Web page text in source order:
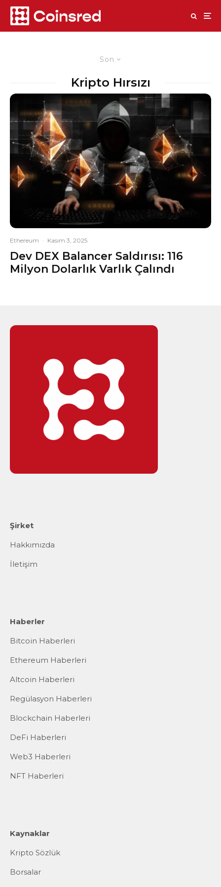
Son
Kripto Hırsızı
Ethereum · Kasım 3, 2025
Dev DEX Balancer Saldırısı: 116
Milyon Dolarlık Varlık Çalındı
Şirket
Hakkımızda
İletişim
Haberler
Bitcoin Haberleri
Ethereum Haberleri
Altcoin Haberleri
Regülasyon Haberleri
Blockchain Haberleri
DeFi Haberleri
Web3 Haberleri
NFT Haberleri
Kaynaklar
Kripto Sözlük
Borsalar